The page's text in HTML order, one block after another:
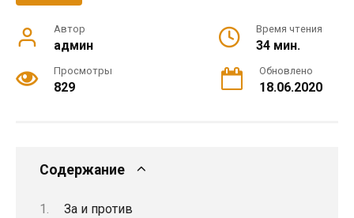
Автор
админ
Время чтения
34 мин.
Просмотры
829
Обновлено
18.06.2020
Содержание
За и против